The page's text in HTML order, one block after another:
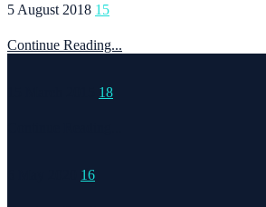
5 August 2018 15
Continue Reading...
18
16